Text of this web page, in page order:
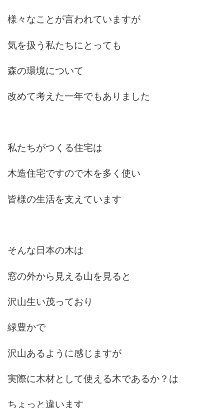
様々なことが言われていますが
気を扱う私たちにとっても
森の環境について
改めて考えた一年でもありました
私たちがつくる住宅は
木造住宅ですので木を多く使い
皆様の生活を支えています
そんな日本の木は
窓の外から見える山を見ると
沢山生い茂っており
緑豊かで
沢山あるように感じますが
実際に木材として使える木であるか？は
ちょっと違います